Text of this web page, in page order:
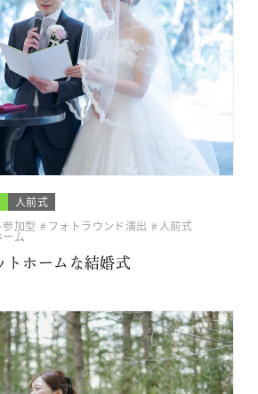
人前式
加型 フォトラウンド演出 人前式
ーム
トホームな結婚式